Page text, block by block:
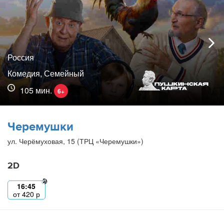
Россия
Комедия, Семейный
105 мин.
6+
Черемушки
ул. Черёмуховая, 15 (ТРЦ «Черемушки»)
2D
16:45
от420 р